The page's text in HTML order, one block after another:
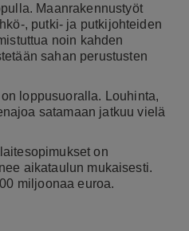
Maanrakennustyöt
, putki- ja putkijohteiden
noin kahden
sahan perustusten
loppusuoralla. Louhinta,
satamaan jatkuu vielä
on
aikataulun mukaisesti.
miljoonaa euroa.